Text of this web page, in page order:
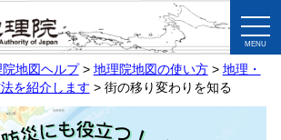
院地図ヘルプ> 地理院地図の使い方> 地理・
を紹介します > 街の移り変わりを知る